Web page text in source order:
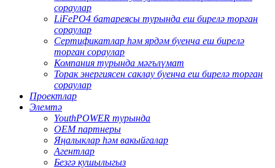
сораулар
LiFePO4 батареясы турында еш бирелә торган
сораулар
Сертификатлар һәм ярдәм буенча еш бирелә
торган сораулар
Компания турында мәгълүмат
Торак энергиясен саклау буенча еш бирелә торган
сораулар
Проектлар
Элемтә
YouthPOWER турында
OEM партнеры
Яңалыклар һәм вакыйгалар
Агентлар
Безгә кушылыгыз